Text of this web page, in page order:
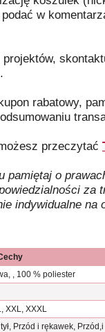
w
rabatowy,
przeczytać
pamiętaj o
za
indywidualne na
, 100 % poliester
XXL, XXXL
Przód i rękawek,